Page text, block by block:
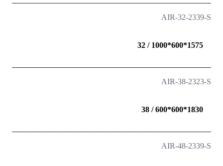
AIR-32-2339-S
1575*600*1000 / 32
AIR-38-2323-S
1830*600*600 / 38
AIR-48-2339-S